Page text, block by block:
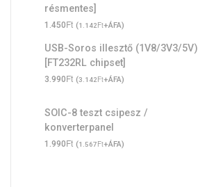
résmentes]
1.450Ft (1.142Ft+ÁFA)
USB-Soros illesztő (1V8/3V3/5V)
[FT232RL chipset]
3.990Ft (3.142Ft+ÁFA)
SOIC-8 teszt csipesz /
konverterpanel
1.990Ft (1.567Ft+ÁFA)